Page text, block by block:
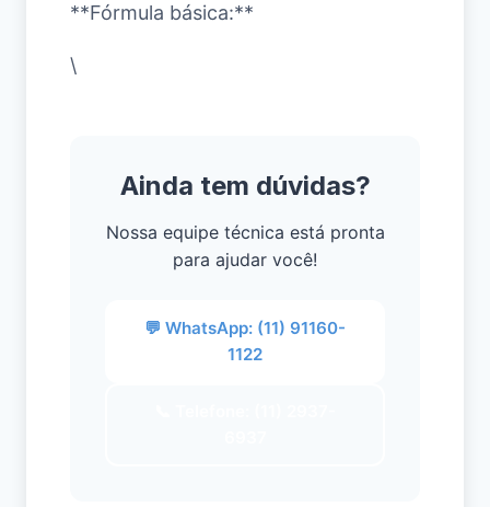
**Fórmula básica:**
\
Ainda tem dúvidas?
Nossa equipe técnica está pronta
para ajudar você!
💬 WhatsApp: (11) 91160-
1122